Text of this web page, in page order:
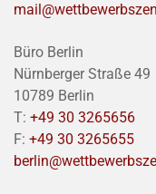
Büro Berlin
Nürnberger Straße 49
10789 Berlin
T: +49 30 3265656
F: +49 30 3265655